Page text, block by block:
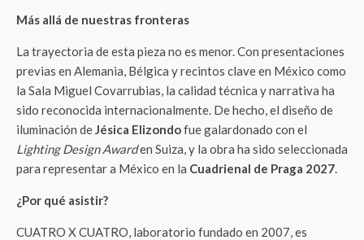
Más allá de nuestras fronteras
La trayectoria de esta pieza no es menor. Con presentaciones
previas en Alemania, Bélgica y recintos clave en México como
la Sala Miguel Covarrubias, la calidad técnica y narrativa ha
sido reconocida internacionalmente. De hecho, el diseño de
iluminación deJésica Elizondofue galardonado con el
Lighting Design Awarden Suiza, y la obra ha sido seleccionada
para representar a México en la Cuadrienal de Praga 2027.
¿Por qué asistir?
CUATRO X CUATRO, laboratorio fundado en 2007, es